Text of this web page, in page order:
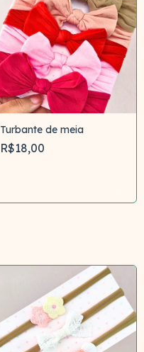
Turbante de meia
R$18,00